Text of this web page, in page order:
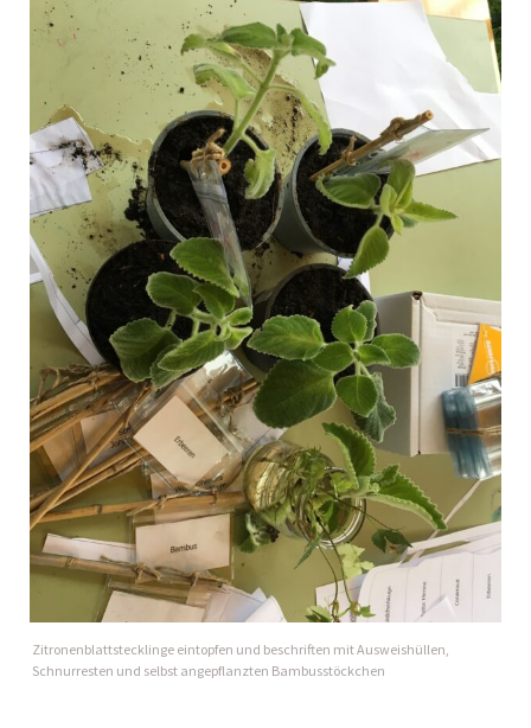
Zitronenblattstecklinge eintopfen und beschriften mit Ausweishüllen,
Schnurresten und selbst angepflanzten Bambusstöckchen